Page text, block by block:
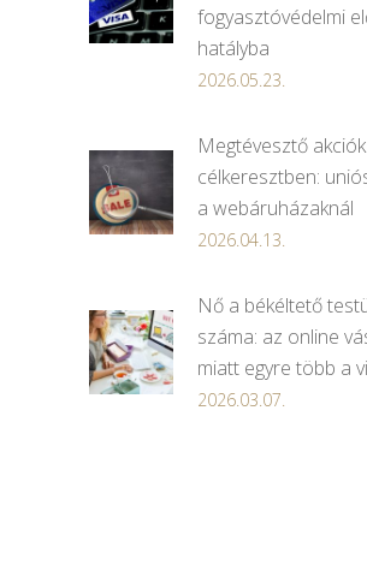
fogyasztóvédelmi
hatályba
2026.05.23.
Megtévesztő akciók
célkeresztben:
a webáruházaknál
2026.04.13.
Nő a békéltető
száma: az online
miatt egyre több a
2026.03.07.